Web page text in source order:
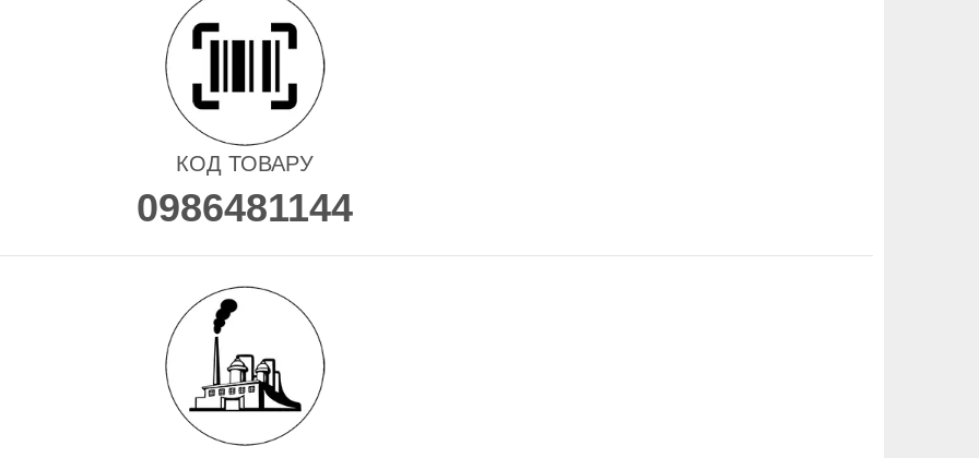
КОД ТОВАРУ
0986481144